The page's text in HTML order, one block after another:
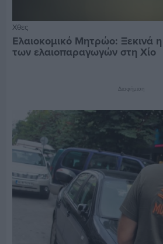
Χθες
Ελαιοκομικό Μητρώο: Ξεκινά
των ελαιοπαραγωγών στη Χίο
Διαφήμιση